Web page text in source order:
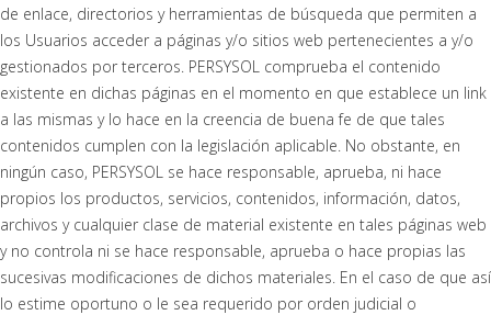
de enlace, directorios y herramientas de búsqueda que permiten a
los Usuarios acceder a páginas y/o sitios web pertenecientes a y/o
gestionados por terceros. PERSYSOL comprueba el contenido
existente en dichas páginas en el momento en que establece un link
a las mismas y lo hace en la creencia de buena fe de que tales
contenidos cumplen con la legislación aplicable. No obstante, en
ningún caso, PERSYSOL se hace responsable, aprueba, ni hace
propios los productos, servicios, contenidos, información, datos,
archivos y cualquier clase de material existente en tales páginas web
y no controla ni se hace responsable, aprueba o hace propias las
sucesivas modificaciones de dichos materiales. En el caso de que así
lo estime oportuno o le sea requerido por orden judicial o